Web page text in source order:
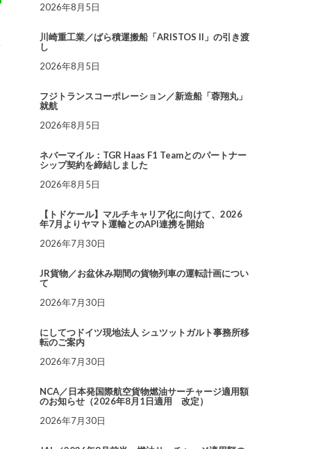
2026年8月5日
川崎重工業／ばら積運搬船「ARISTOS II」の引き渡
し
2026年8月5日
フジトランスコーポレーション／新造船「蓉翔丸」
就航
2026年8月5日
ネバーマイル：TGR Haas F1 Teamとのパートナー
シップ契約を締結しました
2026年8月5日
【トドケール】マルチキャリア化に向けて、2026
年7月よりヤマト運輸とのAPI連携を開始
2026年7月30日
JR貨物／お盆休み期間の貨物列車の運転計画につい
て
2026年7月30日
にしてつドイツ現地法人 シュツットガルト事務所移
転のご案内
2026年7月30日
NCA／日本発国際航空貨物燃油サーチャージ適用額
のお知らせ（2026年8月1日適用 改定）
2026年7月30日